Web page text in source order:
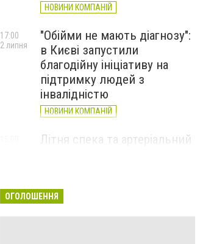
НОВИНИ КОМПАНІЙ
"Обійми не мають діагнозу":
в Києві запустили
благодійну ініціативу на
підтримку людей з
інвалідністю
НОВИНИ КОМПАНІЙ
17:00
2 липня
Літня спека та артеріальний
ОГОЛОШЕННЯ